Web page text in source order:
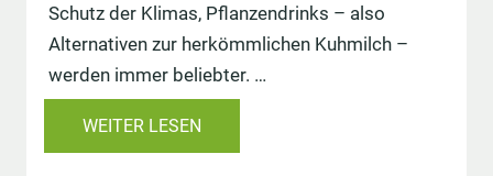
Schutz der Klimas, Pflanzendrinks – also
Alternativen zur herkömmlichen Kuhmilch –
werden immer beliebter. …
WEITER LESEN